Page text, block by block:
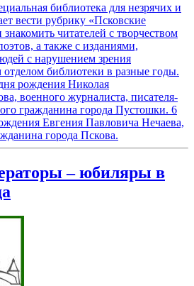
библиотека для незрячих и
вести рубрику «Псковские
читателей с творчеством
а также с изданиями,
с нарушением зрения
библиотеки в разные годы.
рождения Николая
военного журналиста, писателя-
гражданина города Пустошки. 6
Евгения Павловича Нечаева,
города Пскова.
– юбиляры в